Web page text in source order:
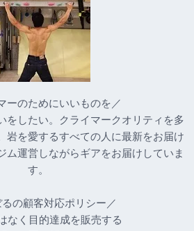
ーのためにいいものを／
をしたい。クライマークオリティを多
岩を愛するすべての人に最新をお届け
ム運営しながらギアをお届けしていま
す。
るの顧客対応ポリシー／
なく目的達成を販売する